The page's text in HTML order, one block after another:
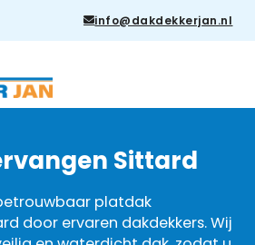
info@dakdekkerjan.nl
Sittard
platdak
door ervaren dakdekkers. Wij